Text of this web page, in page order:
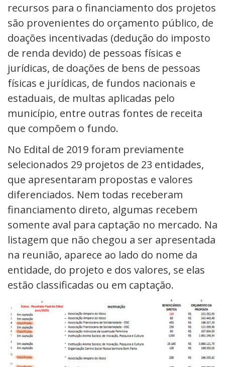
recursos para o financiamento dos projetos
são provenientes do orçamento público, de
doações incentivadas (dedução do imposto
de renda devido) de pessoas físicas e
jurídicas, de doações de bens de pessoas
físicas e jurídicas, de fundos nacionais e
estaduais, de multas aplicadas pelo
município, entre outras fontes de receita
que compõem o fundo.
No Edital de 2019 foram previamente
selecionados 29 projetos de 23 entidades,
que apresentaram propostas e valores
diferenciados. Nem todas receberam
financiamento direto, algumas recebem
somente aval para captação no mercado. Na
listagem que não chegou a ser apresentada
na reunião, aparece ao lado do nome da
entidade, do projeto e dos valores, se elas
estão classificadas ou em captação.